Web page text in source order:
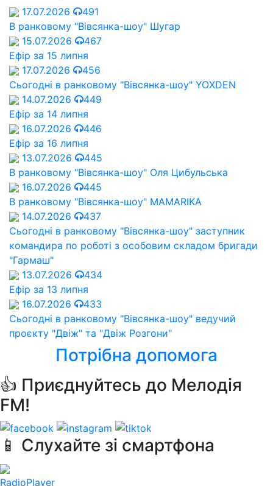
17.07.2026
491
В ранковому "Вівсянка-шоу" Шугар
15.07.2026
467
Ефір за 15 липня
17.07.2026
456
Сьогодні в ранковому "Вівсянка-шоу" YOXDEN
14.07.2026
449
Ефір за 14 липня
16.07.2026
446
Ефір за 16 липня
13.07.2026
445
В ранковому "Вівсянка-шоу" Оля Цибульська
16.07.2026
445
В ранковому "Вівсянка-шоу" MAMARIKA
14.07.2026
437
Сьогодні в ранковому "Вівсянка-шоу" заступник
командира по роботі з особовим складом бригади
"Гармаш"
13.07.2026
434
Ефір за 13 липня
16.07.2026
433
Сьогодні в ранковому "Вівсянка-шоу" ведучий
проєкту "Двіж" та "Двіж Розгони"
Потрібна допомога
👍 Приєднуйтесь до Мелодія
FM!
📱 Слухайте зі смартфона
RadioPlayer